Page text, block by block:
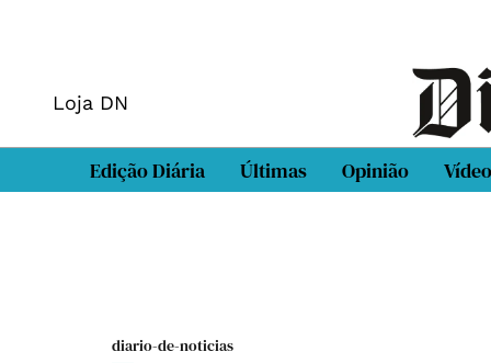
Loja DN
Edição Diária Últimas Opinião
diario-de-noticias